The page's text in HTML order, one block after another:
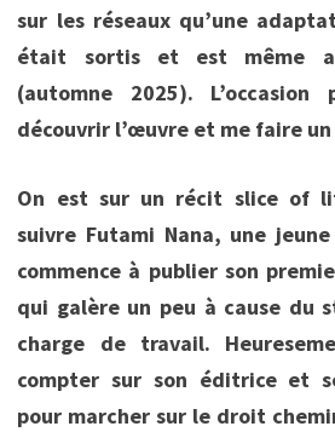
sur les réseaux qu’une
était sortis et est même
(automne 2025). L’occasion
découvrir l’œuvre et me faire
On est sur un récit slice of
suivre Futami Nana, une
commence à publier son
qui galère un peu à cause du
charge de travail.
compter sur son éditrice et
pour marcher sur le droit